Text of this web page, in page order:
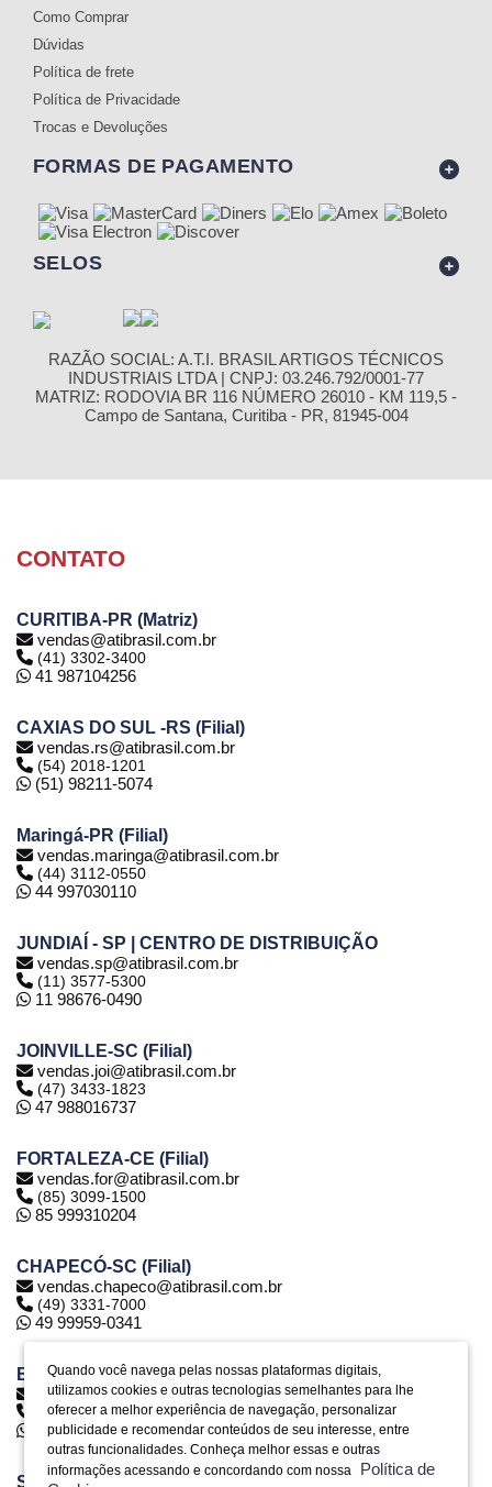
Quando você navega pelas nossas plataformas digitais,
utilizamos cookies e outras tecnologias semelhantes para lhe
oferecer a melhor experiência de navegação, personalizar
publicidade e recomendar conteúdos de seu interesse, entre
outras funcionalidades. Conheça melhor essas e outras
informações acessando e concordando com nossa
Política de
Como Comprar
Dúvidas
Política de frete
Política de Privacidade
Trocas e Devoluções
FORMAS DE PAGAMENTO
SELOS
RAZÃO SOCIAL: A.T.I. BRASIL ARTIGOS TÉCNICOS
INDUSTRIAIS LTDA | CNPJ: 03.246.792/0001-77
MATRIZ: RODOVIA BR 116 NÚMERO 26010 - KM 119,5 -
Campo de Santana, Curitiba - PR, 81945-004
CONTATO
CURITIBA-PR (Matriz)
vendas@atibrasil.com.br
(41) 3302-3400
41 987104256
CAXIAS DO SUL -RS (Filial)
vendas.rs@atibrasil.com.br
(54) 2018-1201
(51) 98211-5074
Maringá-PR (Filial)
vendas.maringa@atibrasil.com.br
(44) 3112-0550
44 997030110
JUNDIAÍ - SP | CENTRO DE DISTRIBUIÇÃO
vendas.sp@atibrasil.com.br
(11) 3577-5300
11 98676-0490
JOINVILLE-SC (Filial)
vendas.joi@atibrasil.com.br
(47) 3433-1823
47 988016737
FORTALEZA-CE (Filial)
vendas.for@atibrasil.com.br
(85) 3099-1500
85 999310204
CHAPECÓ-SC (Filial)
vendas.chapeco@atibrasil.com.br
(49) 3331-7000
49 99959-0341
BELO HORIZONTE-MG (Filial)
vendas.bh@atibrasil.com.br
(31) 2516-6974
31 992890773
SERRA-ES (Filial)